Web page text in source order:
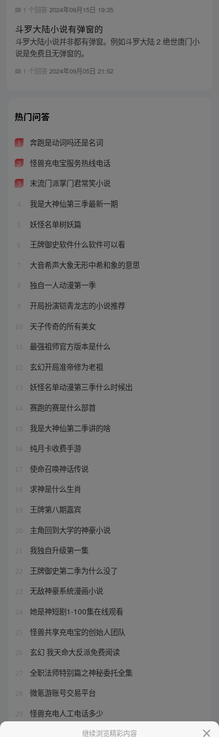
1 个回答 2024年09月15日 19:35
斗罗大陆小说有弹窗的
斗罗大陆小说并非都有弹窗。例如斗罗大陆 2 绝世唐门小
说是免费且无弹窗的。
1 个回答 2024年09月05日 21:52
热门问答
1 奔跑是动词吗还是名词
2 怪兽充电宝服务热线电话
3 末流门派掌门君常笑小说
4 我是大神仙第三季最新一期
5 妖怪名单树妖篇
6 王牌御史软件什么软件可以看
7 大音希声大象无形中希和象的意思
8 独自一人动漫第一季
9 开局扮演铠青龙志的小说推荐
10 天子传奇的所有美女
最强祖师官方版本是什么
12 玄幻开局准帝修为老祖
13 妖怪名单动漫第三季什么时候出
14 赛跑的赛是什么部首
15 我是大神仙第二季讲的啥
16 纯月卡收费手游
17 使命召唤神话传说
18 求神是什么生肖
19 王牌第八期嘉宾
20 主角回到大学的神豪小说
21 我独自升级第一集
22 王牌御史第二季为什么没了
23 无敌神豪系统漫画小说
24 她是神短剧1-100集在线观看
25 怪兽共享充电宝的创始人团队
26 玄幻 我天命大反派免费阅读
27 全职法师特别篇之神秘委托全集
28 微氪游账号交易平台
29 怪兽充电人工电话多少
死神也怕阅读答案4年级继续浏览精彩内容